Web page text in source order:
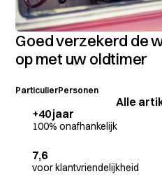
Goed verzekerd de
op met uw oldtimer
ParticulierPersonen
Alle
+40 jaar
100% onafhankelijk
7,6
voor klantvriendelijkheid